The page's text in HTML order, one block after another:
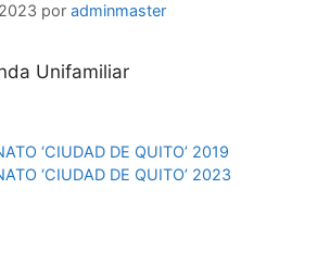
por adminmaster
Unifamiliar
‘CIUDAD DE QUITO’ 2019
‘CIUDAD DE QUITO’ 2023